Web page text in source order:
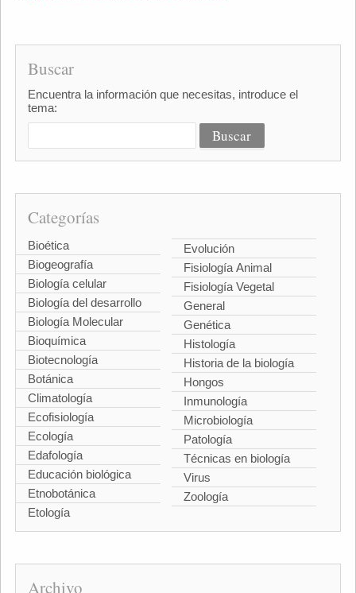
Buscar
Encuentra la información que necesitas, introduce el
tema:
Categorías
Bioética
Biogeografía
Biología celular
Biología del desarrollo
Biología Molecular
Bioquímica
Biotecnología
Botánica
Climatología
Ecofisiología
Ecología
Edafología
Educación biológica
Etnobotánica
Etología
Evolución
Fisiología Animal
Fisiología Vegetal
General
Genética
Histología
Historia de la biología
Hongos
Inmunología
Microbiología
Patología
Técnicas en biología
Virus
Zoología
Archivo